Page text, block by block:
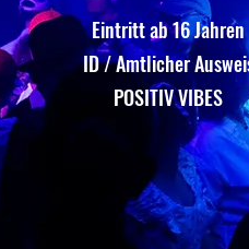
Eintritt ab 16 Jahren
ID / Amtlicher
POSITIV VIBES